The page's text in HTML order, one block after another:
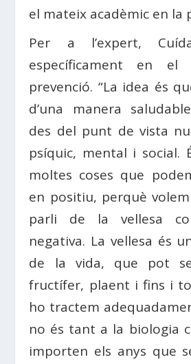
el mateix acadèmic en la
Per a l’expert,
específicament en el
prevenció. “La idea és
d’una manera
des del punt de vista
psíquic, mental i social.
moltes coses que
en positiu, perquè
parli de la vellesa
negativa. La vellesa és
de la vida, que pot
fructífer, plaent i fins i
ho tractem
no és tant a la biologia
importen els anys que